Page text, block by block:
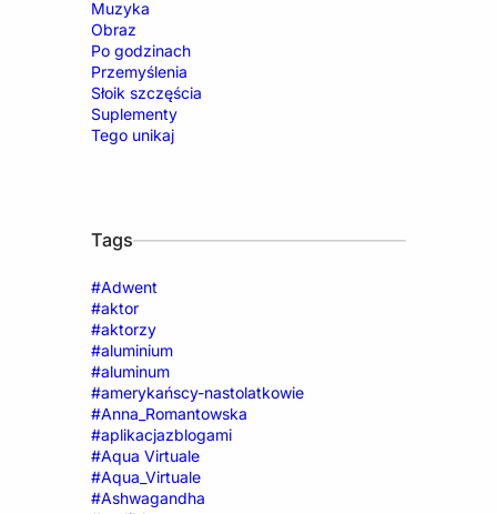
Muzyka
Obraz
Po godzinach
Przemyślenia
Słoik szczęścia
Suplementy
Tego unikaj
Tags
#Adwent
#aktor
#aktorzy
#aluminium
#aluminum
#amerykańscy-nastolatkowie
#Anna_Romantowska
#aplikacjazblogami
#Aqua Virtuale
#Aqua_Virtuale
#Ashwagandha